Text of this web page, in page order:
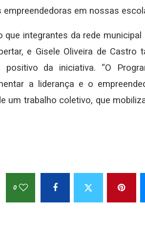
em nossas
integrantes da rede municipal
e Gisele Oliveira de Castro
da iniciativa. “O
a liderança e o
um trabalho coletivo, que
0